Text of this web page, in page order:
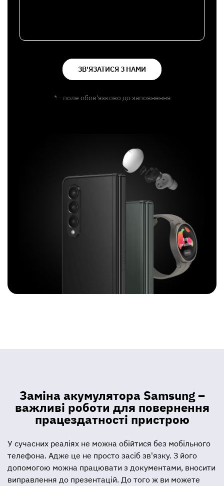
ЗВ'ЯЗАТИСЯ З НАМИ
* - поле обов'язково до заповнення
Заміна акумулятора Samsung –
важливі роботи для повернення
працездатності пристрою
У сучасних реаліях не можна обійтися без мобільного
телефона. Адже це не просто засіб зв'язку. З його
допомогою можна працювати з документами, вносити
виправлення до презентацій. До того ж ви можете